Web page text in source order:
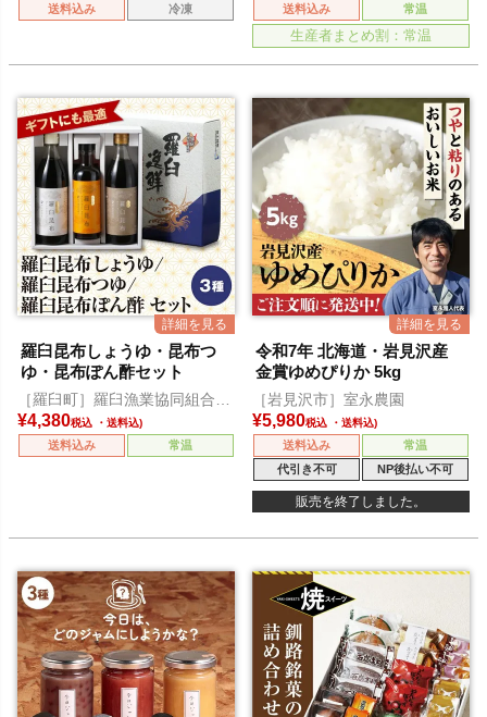
送料込み 冷凍 送料込み 常温
生産者まとめ割：常温
羅臼昆布しょうゆ・昆布つ
ゆ・昆布ぽん酢セット
［羅臼町］羅臼漁業協同組合直
営店 海鮮工房
¥4,380税込
送料込み 常温
令和7年 北海道・岩見沢産
金賞ゆめぴりか 5kg
［岩見沢市］室永農園
¥5,980税込
送料込み
常温
代引き不可
NP後払い不可
販売を終了しました。